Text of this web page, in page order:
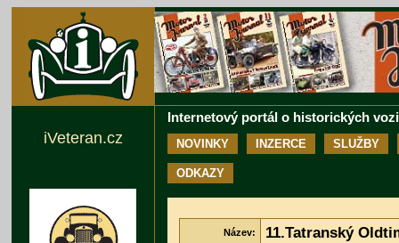
Internetový portál o historických
NOVINKY INZERCE SLUŽBY
ODKAZY
Název: 11.Tatranský
iVeteran.cz